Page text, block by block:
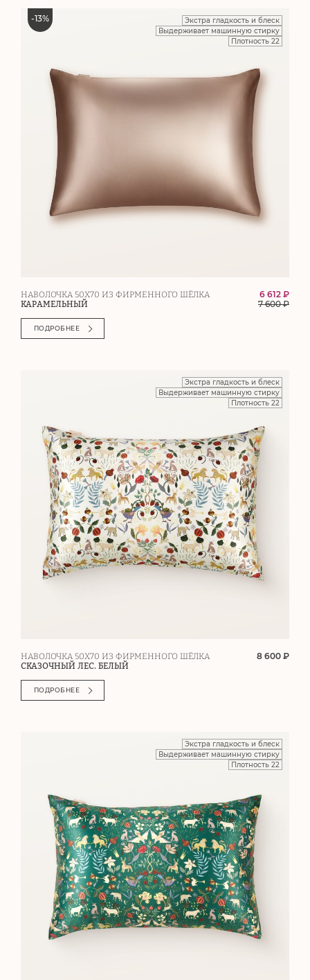
-13%
Экстра гладкость и блеск
Выдерживает машинную стирку
Плотность 22
НАВОЛОЧКА 50Х70 ИЗ ФИРМЕННОГО ШЁЛКА
КАРАМЕЛЬНЫЙ
6 612 ₽
7 600₽
ПОДРОБНЕЕ
Экстра гладкость и блеск
Выдерживает машинную стирку
Плотность 22
НАВОЛОЧКА 50Х70 ИЗ ФИРМЕННОГО ШЁЛКА
СКАЗОЧНЫЙ ЛЕС. БЕЛЫЙ
8 600 ₽
ПОДРОБНЕЕ
Экстра гладкость и блеск
Выдерживает машинную стирку
Плотность 22